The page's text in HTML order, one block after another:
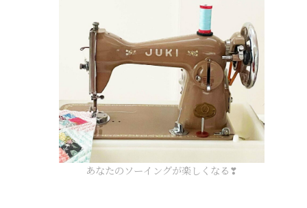
あなたのソーイングが楽しくなる❣